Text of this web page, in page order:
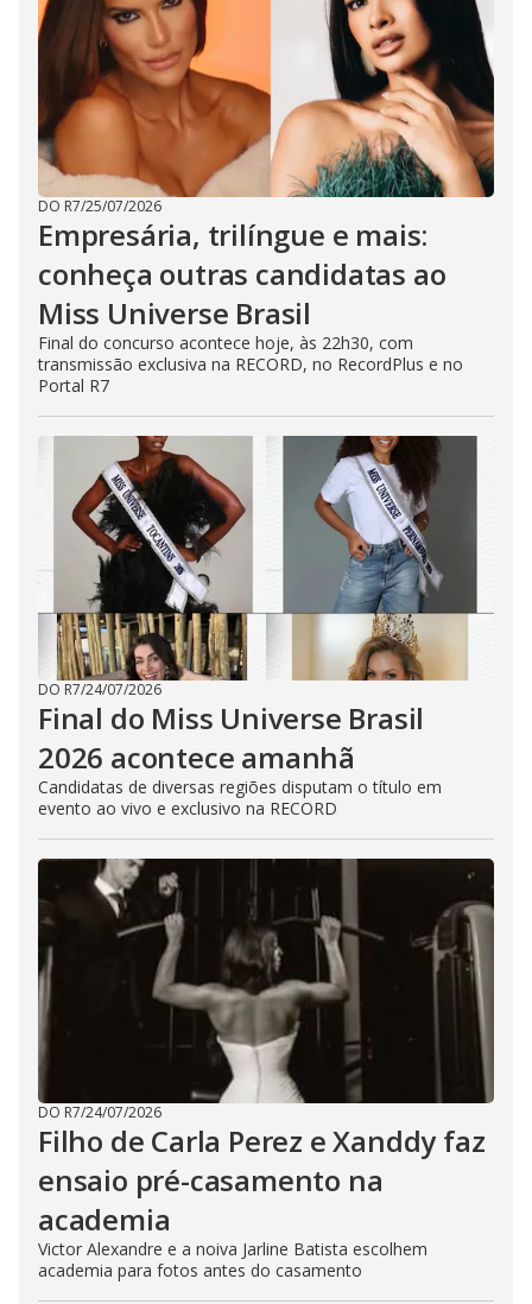
DO R7/25/07/2026
Empresária, trilíngue e mais:
conheça outras candidatas ao
Miss Universe Brasil
Final do concurso acontece hoje, às 22h30, com
transmissão exclusiva na RECORD, no RecordPlus e no
Portal R7
DO R7/24/07/2026
Final do Miss Universe Brasil
2026 acontece amanhã
Candidatas de diversas regiões disputam o título em
evento ao vivo e exclusivo na RECORD
DO R7/24/07/2026
Filho de Carla Perez e Xanddy faz
ensaio pré-casamento na
academia
Victor Alexandre e a noiva Jarline Batista escolhem
academia para fotos antes do casamento